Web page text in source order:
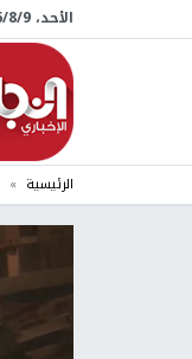
الأحد، 9/‏8/‏2026 08:50:14 صباحاً
الرئيسية